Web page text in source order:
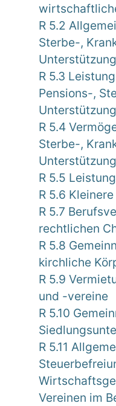
R 5.2
Sterbe-,
R 5.3
Pensions-,
R 5.4
Sterbe-,
R 5.5
R 5.6
R 5.7
rechtlichen
R 5.8
kirchliche
R 5.9
und -vereine
R 5.10
R 5.11
Vereinen im